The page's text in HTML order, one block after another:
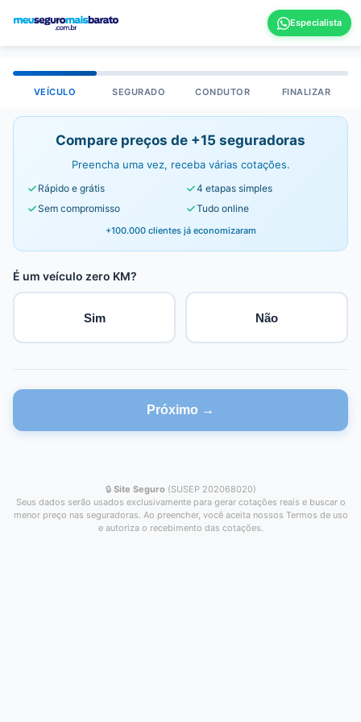
VEÍCULO SEGURADO CONDUTOR FINALIZAR
Compare preços de +15 seguradoras
Preencha uma vez, receba várias cotações.
Rápido e grátis
4 etapas simples
Sem compromisso
Tudo online
+100.000 clientes já economizaram
É um veículo zero KM?
Sim Não
Próximo →
🔒 Site Seguro (SUSEP 202068020)
Seus dados serão usados exclusivamente para gerar cotações reais e buscar o
menor preço nas seguradoras. Ao preencher, você aceita nossos Termos de uso
e autoriza o recebimento das cotações.